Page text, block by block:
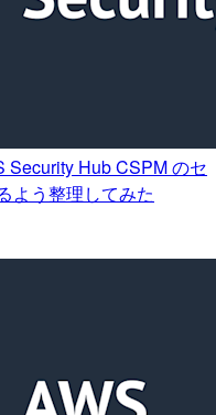
Security Hub CSPM のセ
よう整理してみた